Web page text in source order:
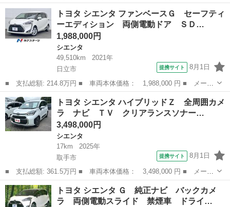
名： トヨタ ■ 車種名： シエンタ ■ グレード名： Ｘ Ｅパッ
ケージ 保証付き タイミングチェーン キーレス ３列シート ■
排気量： ...
群馬 安中市 シエンタ
トヨタ シエンタ ファンベースＧ セーフティ
ーエディション 両側電動ドア ＳＤ…
1,988,000円
シエンタ
49,510km
2021年
日立市
提携サイト 8月1日
■ 支払総額: 214.8万円 ■ 車両本体価格： 1,988,000 円 ■ メーカ
ー名： トヨタ ■ 車種名： シエンタ ■ グレード名： ファンベ
ースＧ セーフティーエディション 両側電動ドア ＳＤナビ 全周
囲カメラ...
茨城 日立市 シエンタ
トヨタ シエンタ ハイブリッドＺ 全周囲カメ
ラ ナビ ＴＶ クリアランスソナー…
3,498,000円
シエンタ
17km
2025年
取手市
提携サイト 8月1日
■ 支払総額: 361.5万円 ■ 車両本体価格： 3,498,000 円 ■ メーカ
ー名： トヨタ ■ 車種名： シエンタ ■ グレード名： ハイブリ
ッドＺ 全周囲カメラ ナビ ＴＶ クリアランスソナー オートク
ルーズコ...
茨城 取手市 シエンタ
トヨタ シエンタ Ｇ 純正ナビ バックカメ
ラ 両側電動スライド 禁煙車 ドライ…